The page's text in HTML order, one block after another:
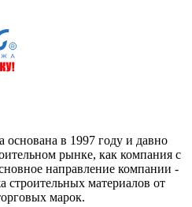
в 1997 году и давно
рынке, как компания с
направление компании -
строительных материалов от
марок.